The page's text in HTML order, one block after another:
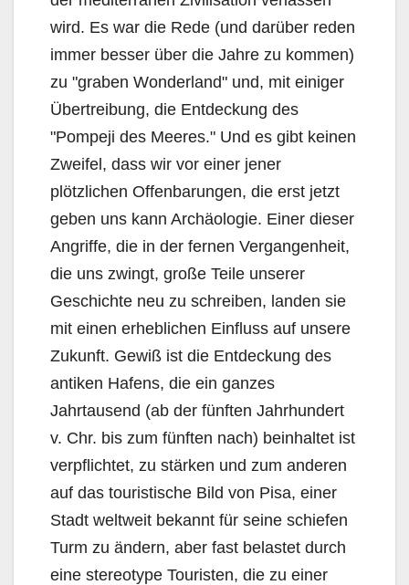
wird. Es war die Rede (und darüber reden
immer besser über die Jahre zu kommen)
zu "graben Wonderland" und, mit einiger
Übertreibung, die Entdeckung des
"Pompeji des Meeres." Und es gibt keinen
Zweifel, dass wir vor einer jener
plötzlichen Offenbarungen, die erst jetzt
geben uns kann Archäologie. Einer dieser
Angriffe, die in der fernen Vergangenheit,
die uns zwingt, große Teile unserer
Geschichte neu zu schreiben, landen sie
mit einen erheblichen Einfluss auf unsere
Zukunft. Gewiß ist die Entdeckung des
antiken Hafens, die ein ganzes
Jahrtausend (ab der fünften Jahrhundert
v. Chr. bis zum fünften nach) beinhaltet ist
verpflichtet, zu stärken und zum anderen
auf das touristische Bild von Pisa, einer
Stadt weltweit bekannt für seine schiefen
Turm zu ändern, aber fast belastet durch
eine stereotype Touristen, die zu einer